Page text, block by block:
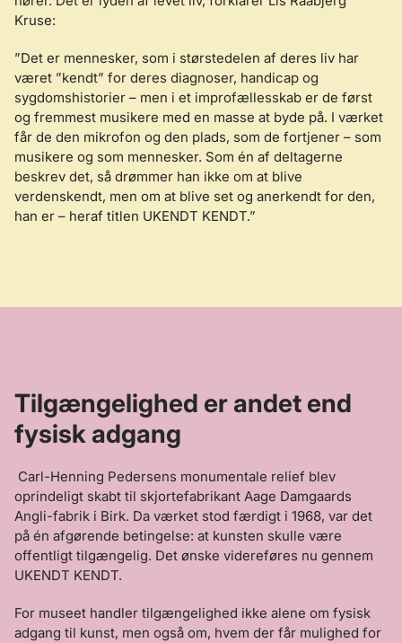
Kruse:
”Det er mennesker, som i størstedelen af deres liv har
været ”kendt” for deres diagnoser, handicap og
sygdomshistorier – men i et improfællesskab er de først
og fremmest musikere med en masse at byde på. I værket
får de den mikrofon og den plads, som de fortjener – som
musikere og som mennesker. Som én af deltagerne
beskrev det, så drømmer han ikke om at blive
verdenskendt, men om at blive set og anerkendt for den,
han er – heraf titlen UKENDT KENDT.”
Tilgængelighed er andet end
fysisk adgang
Carl-Henning Pedersens monumentale relief blev
oprindeligt skabt til skjortefabrikant Aage Damgaards
Angli-fabrik i Birk. Da værket stod færdigt i 1968, var det
på én afgørende betingelse: at kunsten skulle være
offentligt tilgængelig. Det ønske videreføres nu gennem
UKENDT KENDT.
For museet handler tilgængelighed ikke alene om fysisk
adgang til kunst, men også om, hvem der får mulighed for